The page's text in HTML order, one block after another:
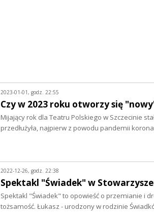
2023-01-01, godz. 22:55
Czy w 2023 roku otworzy się
Mijający rok dla Teatru Polskiego w Szczecinie
przedłużyła, najpierw z powodu pandemii
2022-12-26, godz. 22:38
Spektakl "Świadek" w
Spektakl "Świadek" to opowieść o przemianie i
tożsamość. Łukasz - urodzony w rodzinie